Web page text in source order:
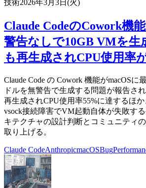
技術2026年3月3日(火)
Claude CodeのCowork機
警告なしで10GB VMを生
も再生成されCPU使用率
Claude Code の Cowork 機能がmacOSに
ドルを無警告で生成する問題が報告さ
再生成されCPU使用率55%に達するほか
vsock接続障害でVM起動自体が失敗す
キテクチャの設計判断とコミュニティ
取り上げる。
Claude CodeAnthropicmacOSBug